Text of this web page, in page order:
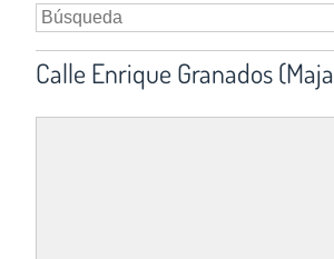
Calle Enrique Granados